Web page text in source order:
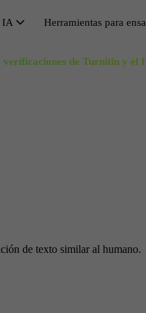
IA Herramientas para
de Turnitin y el
de texto similar al humano.